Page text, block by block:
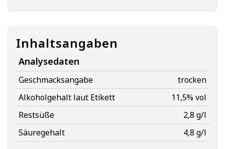
Inhaltsangaben
Analysedaten
Geschmacksangabe
trocken
Alkoholgehalt laut Etikett
11,5% vol
Restsüße
2,8 g/l
Säuregehalt
4,8 g/l